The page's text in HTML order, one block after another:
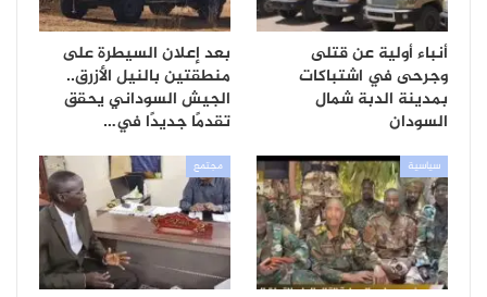
أنباء أولية عن قتلى
وجرحى في اشتباكات
بمدينة الدبة شمال
السودان
بعد إعلان السيطرة على
منطقتين بالنيل الأزرق..
الجيش السوداني يحقق
تقدمًا جديدًا في…
سياسية مجتمع